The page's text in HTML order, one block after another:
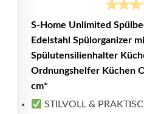
S-Home Unlimited
Edelstahl Spülorganizer
Spülutensilienhalter
Ordnungshelfer Küchen
cm*
STILVOLL &